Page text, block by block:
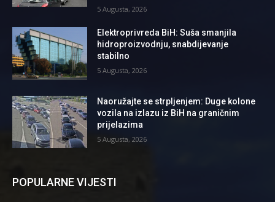
5 Augusta, 2026
Elektroprivreda BiH: Suša smanjila
hidroproizvodnju, snabdijevanje
stabilno
5 Augusta, 2026
Naoružajte se strpljenjem: Duge kolone
vozila na izlazu iz BiH na graničnim
prijelazima
5 Augusta, 2026
POPULARNE VIJESTI